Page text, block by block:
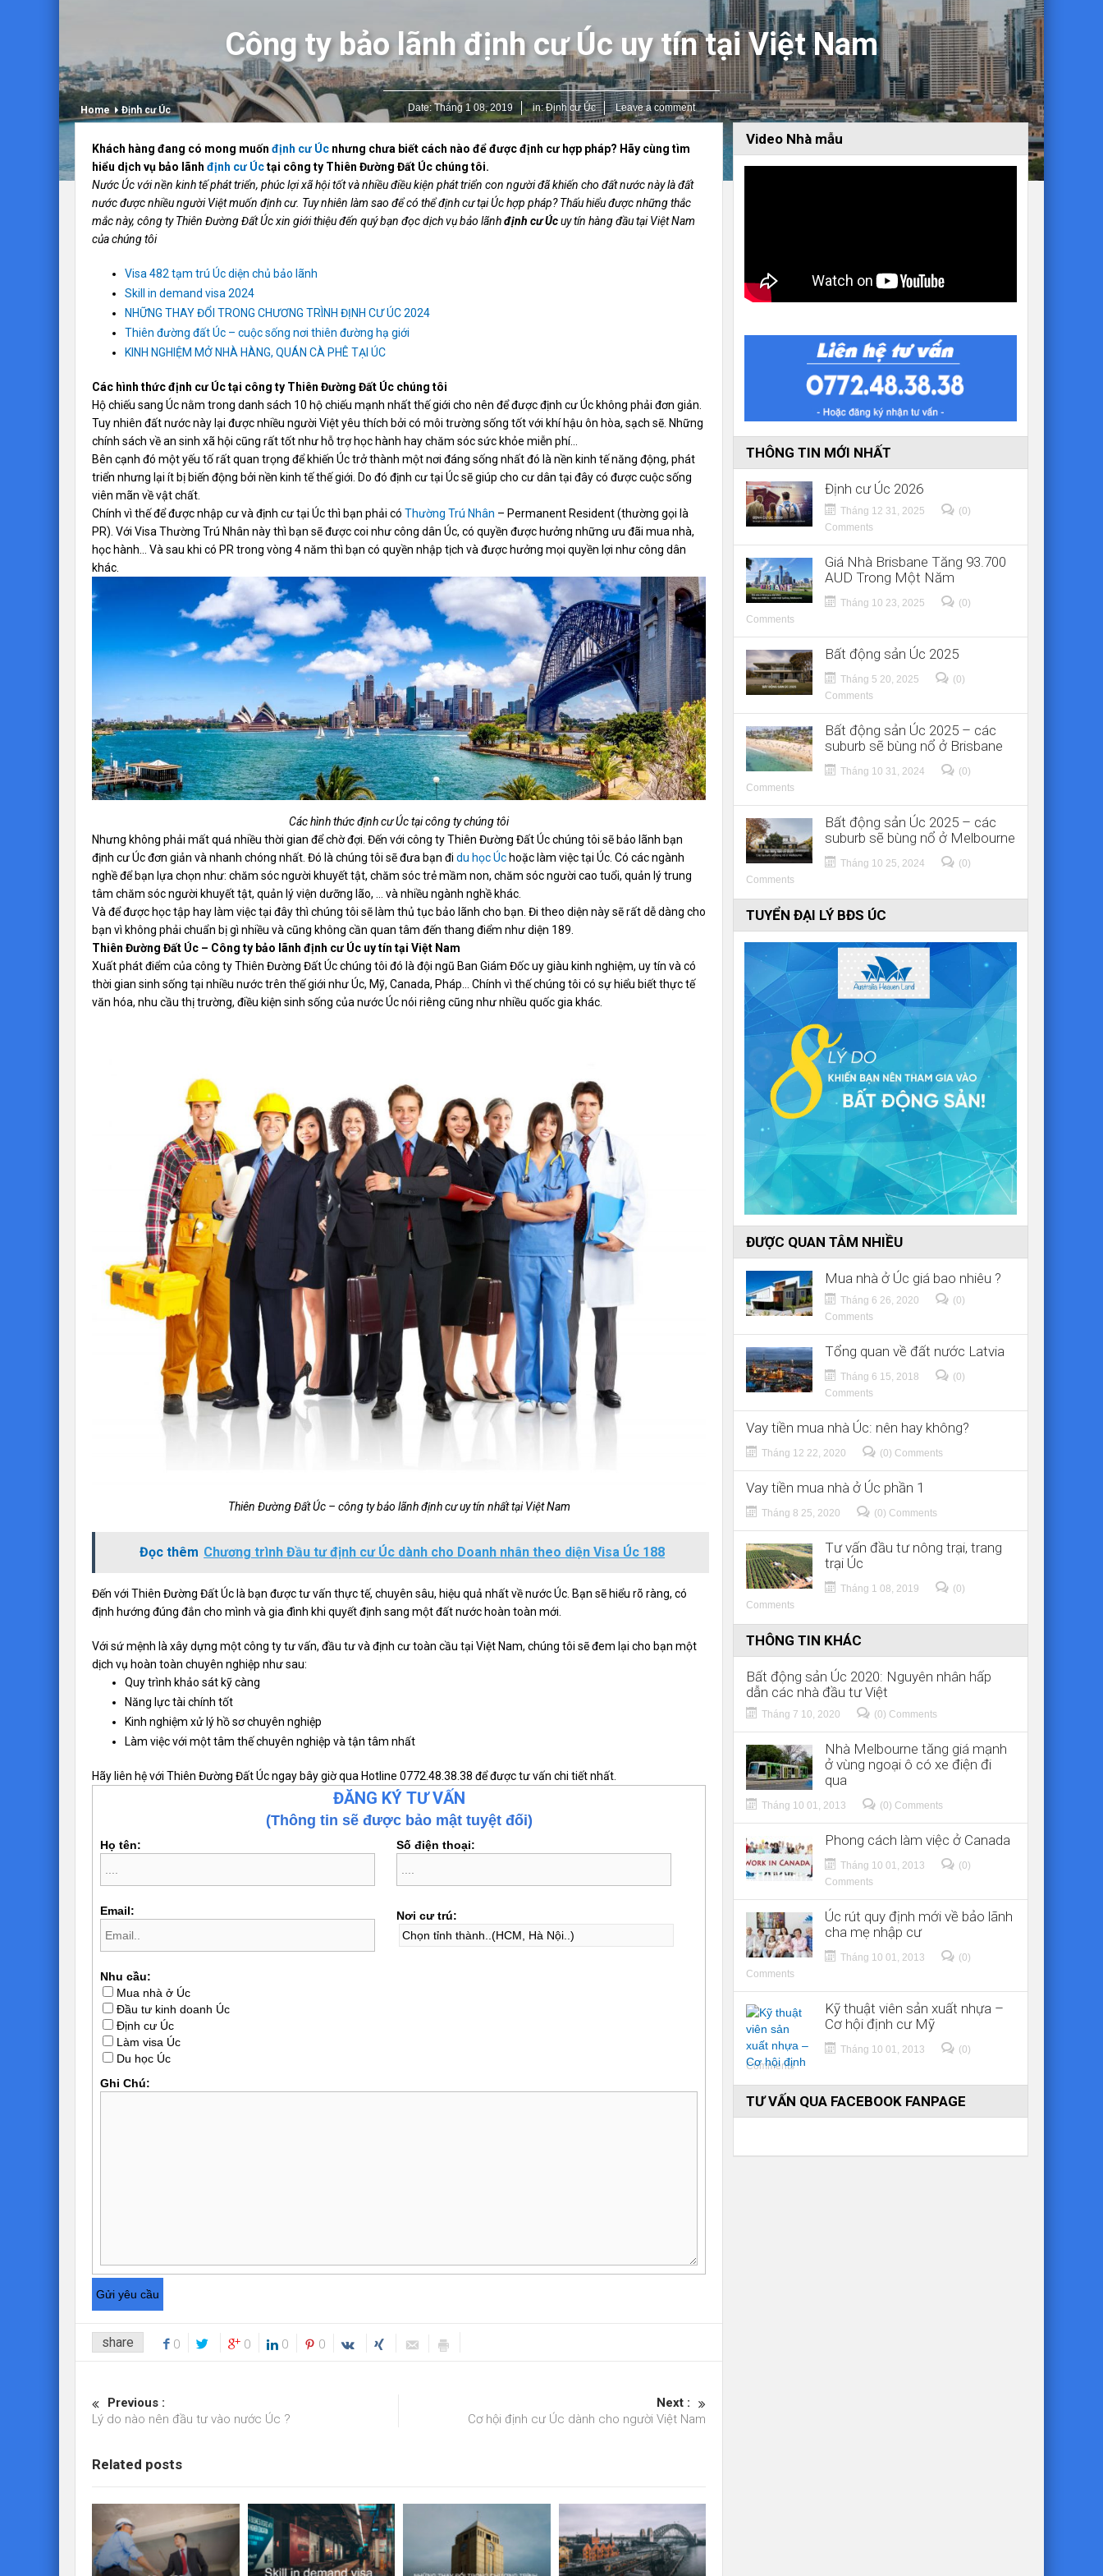
Công ty bảo lãnh định cư Úc uy tín tại Việt Nam
Date:Tháng 1 08, 2019 in:Định cư Úc Leave a comment
Home Định cư Úc
Khách hàng đang có mong muốn định cư Úc nhưng chưa biết cách nào để được định cư hợp pháp? Hãy cùng tìm
hiểu dịch vụ bảo lãnh định cư Úctại công ty Thiên Đường Đất Úc chúng tôi.
Nước Úc với nền kinh tế phát triển, phúc lợi xã hội tốt và nhiều điều kiện phát triển con người đã khiến cho đất nước này là đất
nước được nhiều người Việt muốn định cư. Tuy nhiên làm sao để có thể định cư tại Úc hợp pháp? Thấu hiểu được những thắc
mắc này, công ty Thiên Đường Đất Úc xin giới thiệu đến quý bạn đọc dịch vụ bảo lãnhđịnh cư Úcuy tín hàng đầu tại Việt Nam
của chúng tôi
Visa 482 tạm trú Úc diện chủ bảo lãnh
Skill in demand visa 2024
NHỮNG THAY ĐỔI TRONG CHƯƠNG TRÌNH ĐỊNH CƯ ÚC 2024
Thiên đường đất Úc – cuộc sống nơi thiên đường hạ giới
KINH NGHIỆM MỞ NHÀ HÀNG, QUÁN CÀ PHÊ TẠI ÚC
Các hình thức định cư Úc tại công ty Thiên Đường Đất Úc chúng tôi
Hộ chiếu sang Úc nằm trong danh sách 10 hộ chiếu mạnh nhất thế giới cho nên để được định cư Úc không phải đơn giản.
Tuy nhiên đất nước này lại được nhiều người Việt yêu thích bởi có môi trường sống tốt với khí hậu ôn hòa, sạch sẽ. Những
chính sách về an sinh xã hội cũng rất tốt như hỗ trợ học hành hay chăm sóc sức khỏe miễn phí…
Bên cạnh đó một yếu tố rất quan trọng để khiến Úc trở thành một nơi đáng sống nhất đó là nền kinh tế năng động, phát
triển nhưng lại ít bị biến động bởi nền kinh tế thế giới. Do đó định cư tại Úc sẽ giúp cho cư dân tại đây có được cuộc sống
viên mãn về vật chất.
Chính vì thế để được nhập cư và định cư tại Úc thì bạn phải có Thường Trú Nhân – Permanent Resident(thường gọi là
PR). Với Visa Thường Trú Nhân này thì bạn sẽ được coi như công dân Úc, có quyền được hưởng những ưu đãi mua nhà,
học hành… Và sau khi có PR trong vòng 4 năm thì bạn có quyền nhập tịch và được hưởng mọi quyền lợi như công dân
khác.
Các hình thức định cư Úc tại công ty chúng tôi
Nhưng không phải mất quá nhiều thời gian để chờ đợi. Đến với công ty Thiên Đường Đất Úc chúng tôi sẽ bảo lãnh bạn
định cư Úc đơn giản và nhanh chóng nhất. Đó là chúng tôi sẽ đưa bạn đi du học Úc hoặc làm việc tại Úc. Có các ngành
nghề để bạn lựa chọn như: chăm sóc người khuyết tật, chăm sóc trẻ mầm non, chăm sóc người cao tuổi, quản lý trung
tâm chăm sóc người khuyết tật, quản lý viện dưỡng lão, … và nhiều ngành nghề khác.
Và để được học tập hay làm việc tại đây thì chúng tôi sẽ làm thủ tục bảo lãnh cho bạn. Đi theo diện này sẽ rất dễ dàng cho
bạn vì không phải chuẩn bị gì nhiều và cũng không cần quan tâm đến thang điểm như diện 189.
Thiên Đường Đất Úc – Công ty bảo lãnh định cư Úc uy tín tại Việt Nam
Xuất phát điểm của công ty Thiên Đường Đất Úc chúng tôi đó là đội ngũ Ban Giám Đốc uy giàu kinh nghiệm, uy tín và có
thời gian sinh sống tại nhiều nước trên thế giới như Úc, Mỹ, Canada, Pháp… Chính vì thế chúng tôi có sự hiểu biết thực tế
văn hóa, nhu cầu thị trường, điều kiện sinh sống của nước Úc nói riêng cũng như nhiều quốc gia khác.
Thiên Đường Đất Úc – công ty bảo lãnh định cư uy tín nhất tại Việt Nam
Đọc thêm Chương trình Đầu tư định cư Úc dành cho Doanh nhân theo diện Visa Úc 188
Đến với Thiên Đường Đất Úc là bạn được tư vấn thực tế, chuyên sâu, hiệu quả nhất về nước Úc. Bạn sẽ hiểu rõ ràng, có
định hướng đúng đắn cho mình và gia đình khi quyết định sang một đất nước hoàn toàn mới.
Với sứ mệnh là xây dựng một công ty tư vấn, đầu tư và định cư toàn cầu tại Việt Nam, chúng tôi sẽ đem lại cho bạn một
dịch vụ hoàn toàn chuyên nghiệp như sau:
Quy trình khảo sát kỹ càng
Năng lực tài chính tốt
Kinh nghiệm xử lý hồ sơ chuyên nghiệp
Làm việc với một tâm thế chuyên nghiệp và tận tâm nhất
Hãy liên hệ với Thiên Đường Đất Úc ngay bây giờ qua Hotline 0772.48.38.38 để được tư vấn chi tiết nhất.
ĐĂNG KÝ TƯ VẤN
(Thông tin sẽ được bảo mật tuyệt đối)
Họ tên: Số điện thoại:
Email: Nơi cư trú:
Nhu cầu:
Mua nhà ở Úc
Đầu tư kinh doanh Úc
Định cư Úc
Làm visa Úc
Du học Úc
Ghi Chú:
share 0 0 0 0
Previous :
Lý do nào nên đầu tư vào nước Úc ?
Next :
Cơ hội định cư Úc dành cho người Việt Nam
Related posts
Video Nhà mẫu
THÔNG TIN MỚI NHẤT
Định cư Úc 2026
Tháng 12 31, 2025
(0)
Comments
Giá Nhà Brisbane Tăng 93.700
AUD Trong Một Năm
Tháng 10 23, 2025
(0)
Comments
Bất động sản Úc 2025
Tháng 5 20, 2025
(0)
Comments
Bất động sản Úc 2025 – các
suburb sẽ bùng nổ ở Brisbane
Tháng 10 31, 2024
(0)
Comments
Bất động sản Úc 2025 – các
suburb sẽ bùng nổ ở Melbourne
Tháng 10 25, 2024
(0)
Comments
TUYỂN ĐẠI LÝ BĐS ÚC
ĐƯỢC QUAN TÂM NHIỀU
Mua nhà ở Úc giá bao nhiêu ?
Tháng 6 26, 2020
(0)
Comments
Tổng quan về đất nước Latvia
Tháng 6 15, 2018
(0)
Comments
Vay tiền mua nhà Úc: nên hay không?
Tháng 12 22, 2020 (0) Comments
Vay tiền mua nhà ở Úc phần 1
Tháng 8 25, 2020 (0) Comments
Tư vấn đầu tư nông trại, trang
trại Úc
Tháng 1 08, 2019
(0)
Comments
THÔNG TIN KHÁC
Bất động sản Úc 2020: Nguyên nhân hấp
dẫn các nhà đầu tư Việt
Tháng 7 10, 2020 (0) Comments
Nhà Melbourne tăng giá mạnh
ở vùng ngoại ô có xe điện đi
qua
Tháng 10 01, 2013 (0) Comments
Phong cách làm việc ở Canada
Tháng 10 01, 2013
(0)
Comments
Úc rút quy định mới về bảo lãnh
cha mẹ nhập cư
Tháng 10 01, 2013
(0)
Comments
Kỹ thuật viên sản xuất nhựa –
Cơ hội định cư Mỹ
Tháng 10 01, 2013
(0)
Comments
TƯ VẤN QUA FACEBOOK FANPAGE